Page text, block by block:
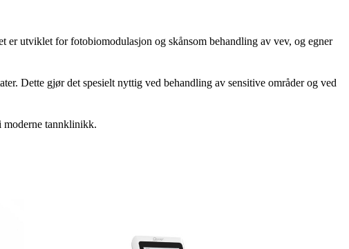
er utviklet for fotobiomodulasjon og skånsom behandling av vev, og egner
Dette gjør det spesielt nyttig ved behandling av sensitive områder og ved
moderne tannklinikk.